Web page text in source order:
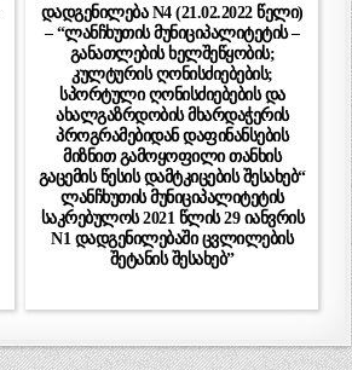
დადგენილება N4 (21.02.2022 წელი)
– “ლანჩხუთის მუნიციპალიტეტის –
განათლების ხელშეწყობის;
კულტურის ღონისძიებების;
სპორტული ღონისძიებების და
ახალგაზრდობის მხარდაჭერის
პროგრამებიდან დაფინანსების
მიზნით გამოყოფილი თანხის
გაცემის წესის დამტკიცების შესახებ“
ლანჩხუთის მუნიციპალიტეტის
საკრებულოს 2021 წლის 29 იანვრის
N1 დადგენილებაში ცვლილების
შეტანის შესახებ”